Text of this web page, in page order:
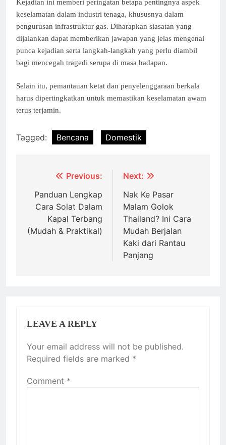
Kejadian ini memberi peringatan betapa pentingnya aspek
keselamatan dalam industri tenaga, khususnya dalam
pengurusan infrastruktur gas. Diharapkan siasatan yang
dijalankan dapat memberikan jawapan yang jelas mengenai
punca kejadian serta langkah-langkah yang perlu diambil
bagi mencegah tragedi serupa di masa hadapan.
Selain itu, pemantauan ketat dan penyelenggaraan berkala
harus dipertingkatkan untuk memastikan keselamatan awam
terus terjamin.
Tagged: Bencana Domestik
navigation
Previous:
Panduan Lengkap
Cara Solat Dalam
Kapal Terbang
(Mudah & Praktikal)
Next:
Nak Ke Pasar
Malam Golok
Thailand? Ini Cara
Mudah Berjalan
Kaki dari Rantau
Panjang
LEAVE A REPLY
Your email address will not be published.
Required fields are marked *
Comment *